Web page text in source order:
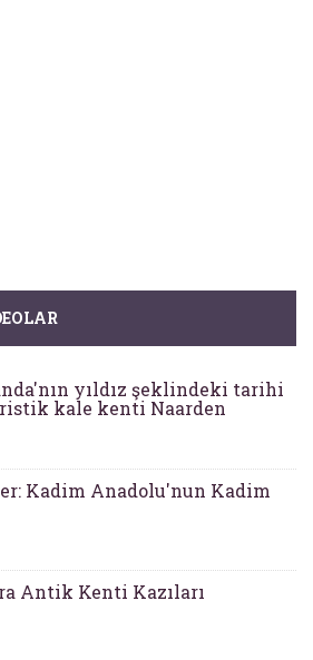
yıldız şeklindeki tarihi
kale kenti Naarden
Kadim Anadolu'nun Kadim
Antik Kenti Kazıları